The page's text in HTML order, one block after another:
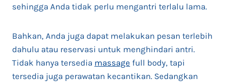
sehingga Anda tidak perlu mengantri terlalu lama.
Bahkan, Anda juga dapat melakukan pesan terlebih
dahulu atau reservasi untuk menghindari antri.
Tidak hanya tersedia massage full body, tapi
tersedia juga perawatan kecantikan. Sedangkan